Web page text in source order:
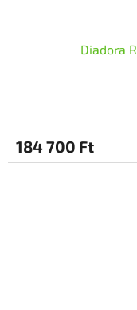
Diadora
184 700 Ft